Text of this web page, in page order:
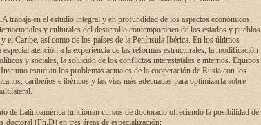
trabaja en el estudio integral y en profundidad de los aspectos económicos,
y culturales del desarrollo contemporáneo de los estados y pueblos
el Caribe, así como de los países de la Península Ibérica. En los últimos
especial atención a la experiencia de las reformas estructurales, la modificación
y sociales, la solución de los conflictos interestatales e internos. Equipos
estudian los problemas actuales de la cooperación de Rusia con los
caribeños e ibéricos y las vías más adecuadas para optimizarla sobre
de Latinoamérica funcionan cursos de doctorado ofreciendo la posibilidad de
doctoral (Ph.D) en tres áreas de especialización: